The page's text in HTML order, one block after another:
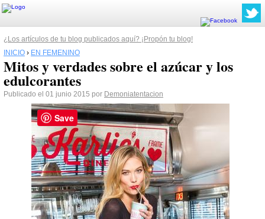
¿Los artículos de tu blog publicados aquí? ¡Propón tu blog!
INICIO › EN FEMENINO
Mitos y verdades sobre el azúcar y los
edulcorantes
Publicado el 01 junio 2015 por Demoniatentacion
Save